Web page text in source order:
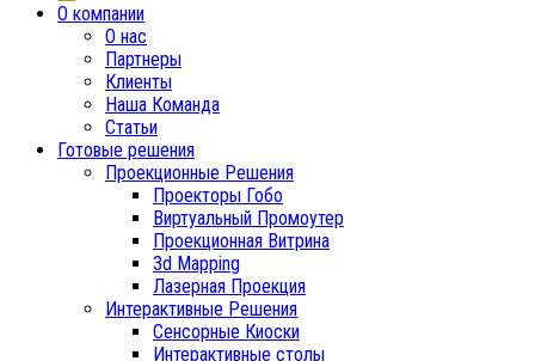
О компании
О нас
Партнеры
Клиенты
Наша Команда
Статьи
Готовые решения
Проекционные Решения
Проекторы Гобо
Виртуальный Промоутер
Проекционная Витрина
3d Mapping
Лазерная Проекция
Интерактивные Решения
Сенсорные Киоски
Интерактивные столы